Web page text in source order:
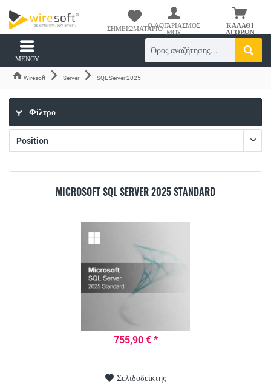
ΚΑΛΆΘΙ
ΑΓΟΡΏΝ
ΣΗΜΕΙΩΜΑΤΆΡΙΟΟ ΛΟΓΑΡΙΑΣΜΌΣ
ΜΟΥ
ΜΕΝΟΎ
Wiresoft Server SQL Server 2025
Φίλτρο
MICROSOFT SQL SERVER 2025 STANDARD
755,90 € *
Σελιδοδείκτης